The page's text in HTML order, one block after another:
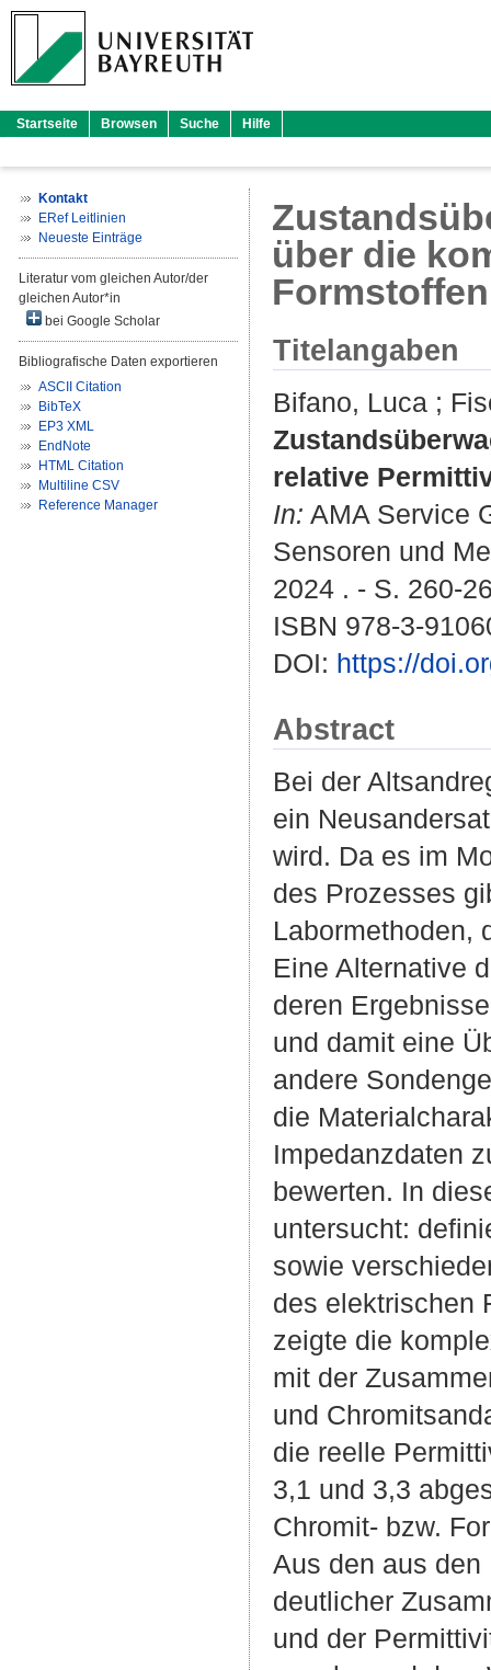
Startseite Browsen Suche Hilfe
Kontakt
ERef Leitlinien
Neueste Einträge
Literatur vom gleichen Autor/der
gleichen Autor*in
bei Google Scholar
Bibliografische Daten exportieren
ASCII Citation
BibTeX
EP3 XML
EndNote
HTML Citation
Multiline CSV
Reference Manager
über die
Formstoffen
Titelangaben
Bifano, Luca ;
relative
In: AMA Service
Sensoren und
2024 . - S. 260-
ISBN 978-3-
DOI: https://
Abstract
Bei der
ein
wird. Da es im
des Prozesses
Labormethoden,
Eine Alternative
deren
und damit eine
andere
die
Impedanzdaten
bewerten. In
untersucht:
sowie
des elektrischen
zeigte die
mit der
und
die reelle
3,1 und 3,3
Chromit- bzw.
Aus den aus den
deutlicher
und der